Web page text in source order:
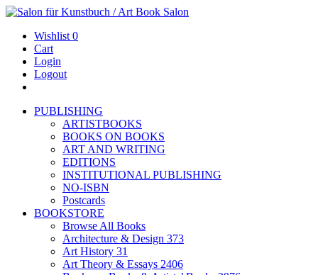
Wishlist 0
Cart
Login
Logout
PUBLISHING
ARTISTBOOKS
BOOKS ON BOOKS
ART AND WRITING
EDITIONS
INSTITUTIONAL PUBLISHING
NO-ISBN
Postcards
BOOKSTORE
Browse All Books
Architecture & Design 373
Art History 31
Art Theory & Essays 2406